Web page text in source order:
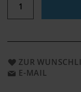
ZUR
E-MAIL